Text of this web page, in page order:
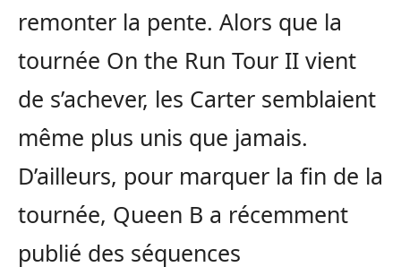
remonter la pente. Alors que la
tournée On the Run Tour II vient
de s’achever, les Carter semblaient
même plus unis que jamais.
D’ailleurs, pour marquer la fin de la
tournée, Queen B a récemment
publié des séquences